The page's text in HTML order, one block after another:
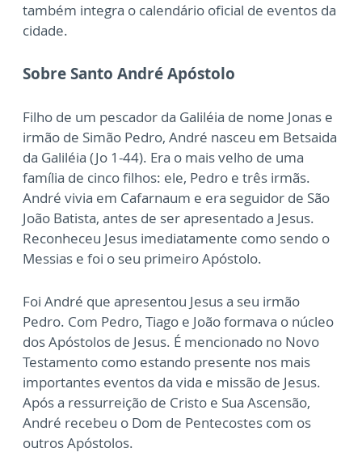
também integra o calendário oficial de eventos da
cidade.
Sobre Santo André Apóstolo
Filho de um pescador da Galiléia de nome Jonas e
irmão de Simão Pedro, André nasceu em Betsaida
da Galiléia (Jo 1-44). Era o mais velho de uma
família de cinco filhos: ele, Pedro e três irmãs.
André vivia em Cafarnaum e era seguidor de São
João Batista, antes de ser apresentado a Jesus.
Reconheceu Jesus imediatamente como sendo o
Messias e foi o seu primeiro Apóstolo.
Foi André que apresentou Jesus a seu irmão
Pedro. Com Pedro, Tiago e João formava o núcleo
dos Apóstolos de Jesus. É mencionado no Novo
Testamento como estando presente nos mais
importantes eventos da vida e missão de Jesus.
Após a ressurreição de Cristo e Sua Ascensão,
André recebeu o Dom de Pentecostes com os
outros Apóstolos.